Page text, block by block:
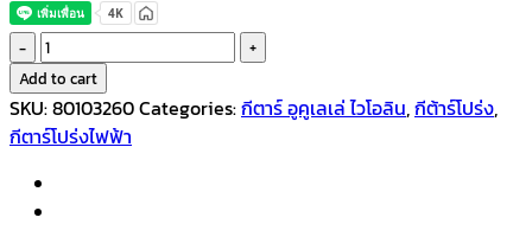
Fortis
กีตาร์
โปร่ง
ไฟฟ้า
รุ่น
FGX-
Add to cart
SKU:80103260Categories:กีตาร์ อูคูเลเล่ ไวโอลิน,กีต้าร์โปร่ง,
กีตาร์โปร่งไฟฟ้า